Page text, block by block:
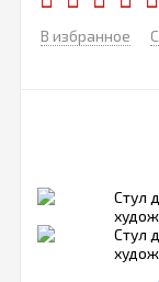
В избранное